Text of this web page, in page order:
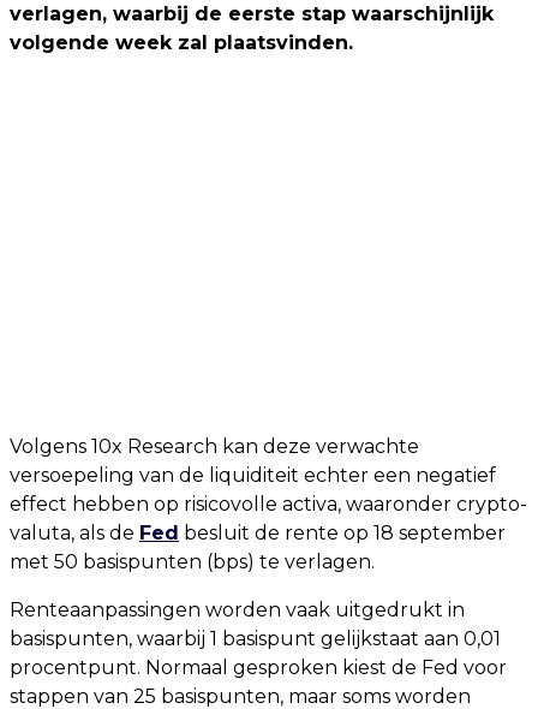
verlagen, waarbij de eerste stap waarschijnlijk
volgende week zal plaatsvinden.
Volgens 10x Research kan deze verwachte
versoepeling van de liquiditeit echter een negatief
effect hebben op risicovolle activa, waaronder crypto-
valuta, als de Fed besluit de rente op 18 september
met 50 basispunten (bps) te verlagen.
Renteaanpassingen worden vaak uitgedrukt in
basispunten, waarbij 1 basispunt gelijkstaat aan 0,01
procentpunt. Normaal gesproken kiest de Fed voor
stappen van 25 basispunten, maar soms worden